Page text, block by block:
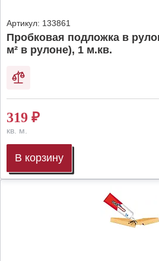
Артикул: 133861
Пробковая подложка в
м² в рулоне), 1 м.кв.
319 ₽
кв. м.
В корзину